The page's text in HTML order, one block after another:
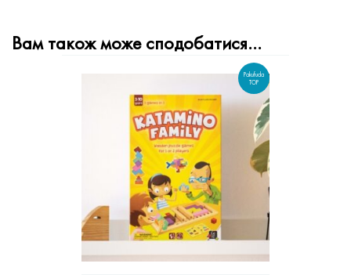
Вам також може сподобатися…
Pakufuda
TOP